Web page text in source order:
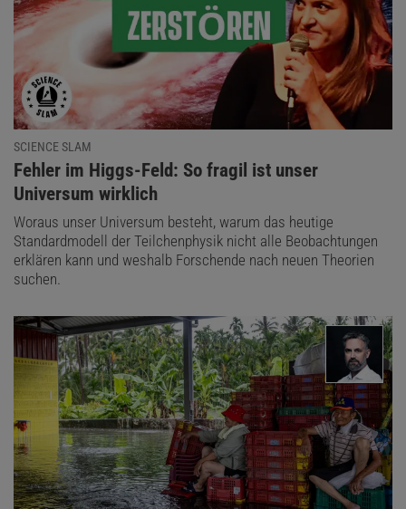
SCIENCE SLAM
:
Fehler im Higgs-Feld: So fragil ist unser
Universum wirklich
Woraus unser Universum besteht, warum das heutige
Standardmodell der Teilchenphysik nicht alle Beobachtungen
erklären kann und weshalb Forschende nach neuen Theorien
suchen.